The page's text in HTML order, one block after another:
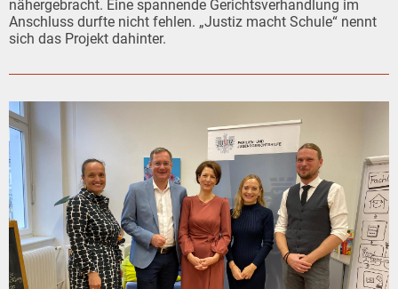
nähergebracht. Eine spannende Gerichtsverhandlung im
Anschluss durfte nicht fehlen. „Justiz macht Schule“ nennt
sich das Projekt dahinter.